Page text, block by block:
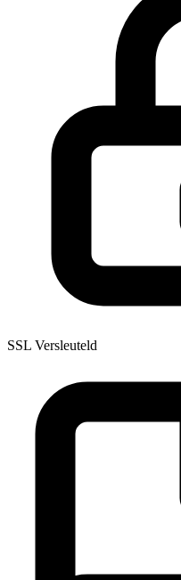
SSL Versleuteld